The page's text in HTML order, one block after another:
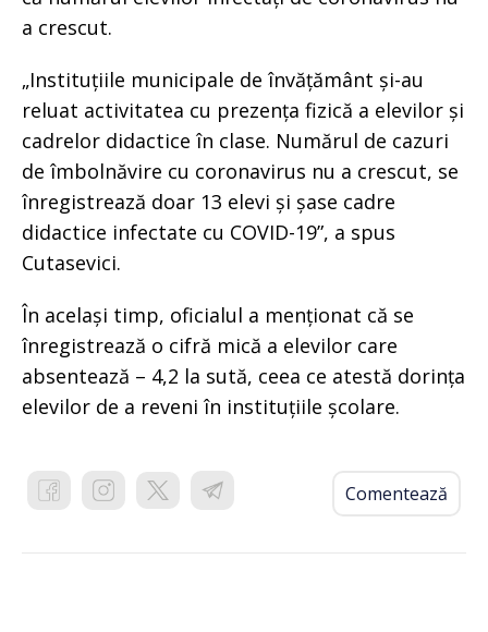
a crescut.
„Instituțiile municipale de învățământ și-au
reluat activitatea cu prezența fizică a elevilor și
cadrelor didactice în clase. Numărul de cazuri
de îmbolnăvire cu coronavirus nu a crescut, se
înregistrează doar 13 elevi și șase cadre
didactice infectate cu COVID-19”, a spus
Cutasevici.
În același timp, oficialul a menționat că se
înregistrează o cifră mică a elevilor care
absentează – 4,2 la sută, ceea ce atestă dorința
elevilor de a reveni în instituțiile școlare.
Comentează